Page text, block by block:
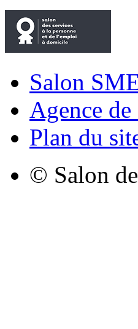
Salon
Agence
Plan du
© Salon